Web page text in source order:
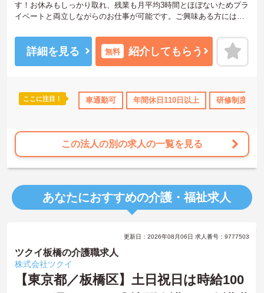
す！お休みもしっかり取れ、残業も月平均3時間とほぼないためプラ
イベートと両立しながらのお仕事が可能です。ご興味ある方には、
談ください。
詳細を見る 無料 紹介してもらう
ここに注目！ 車通勤可 年間休日110日以上 研修制度あり
この法人の別の求人の一覧を見る
あなたにおすすめの介護・福祉求人
更新日：2026年08月06日 求人番号：9777503
ツクイ板橋の介護職求人
株式会社ツクイ
【東京都／板橋区】土日祝日は時給100